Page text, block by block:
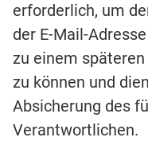
erforderlich, um
der E-Mail-
zu einem
zu können und
Absicherung des
Verantwortlichen.